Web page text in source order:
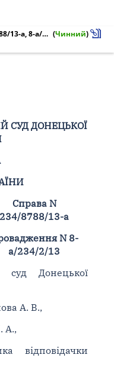
Ухвала від 02.08.2013 № 234/8788/13-а, 8-а/234/2/13 (Чинний)
СУД ДОНЕЦЬКОЇ
Справа N
234/8788/13-а
N 8-
а/234/2/13
суд Донецької
А. В.,
А.,
відповідачки